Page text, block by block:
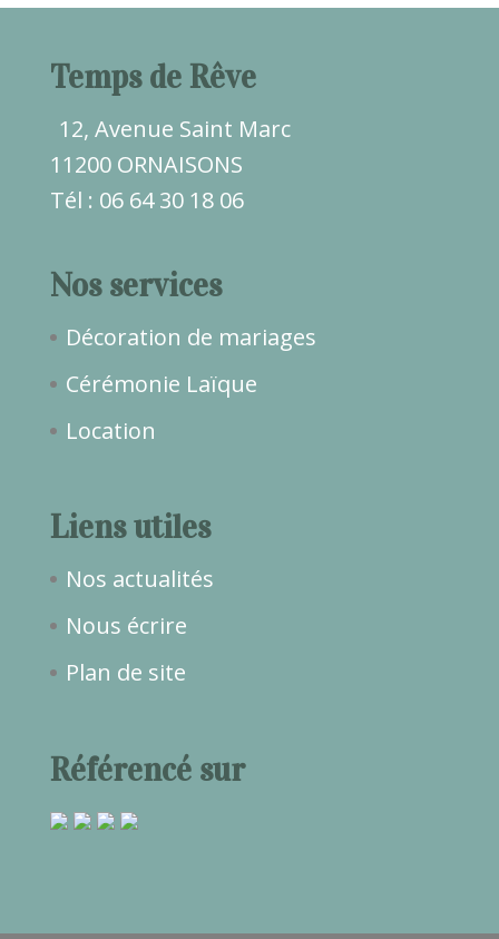
Temps de Rêve
12, Avenue Saint Marc
11200 ORNAISONS
Tél : 06 64 30 18 06
Nos services
Décoration de mariages
Cérémonie Laïque
Location
Liens utiles
Nos actualités
Nous écrire
Plan de site
Référencé sur